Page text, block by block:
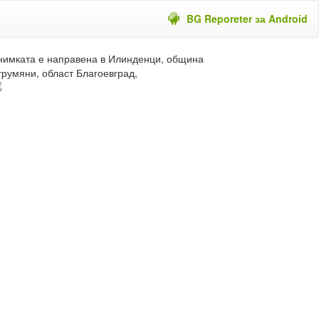
BG Reporeter за Android
е направена в Илинденци, община
област Благоевград,